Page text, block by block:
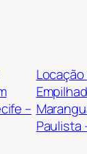
–
Paulista